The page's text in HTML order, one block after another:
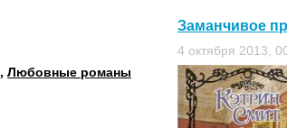
,Любовные романы
Заманчивое
4 октября 2013,